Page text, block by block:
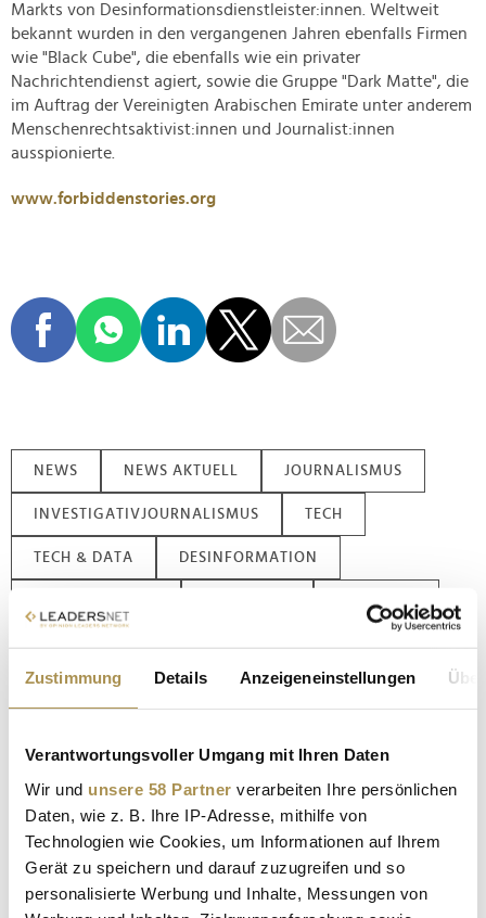
Zustimmung Details Anzeigeneinstellungen
Verantwortungsvoller Umgang mit Ihren Daten
Wir und unsere 58 Partner verarbeiten Ihre persönlichen
Daten, wie z. B. Ihre IP-Adresse, mithilfe von
Technologien wie Cookies, um Informationen auf Ihrem
Gerät zu speichern und darauf zuzugreifen und so
personalisierte Werbung und Inhalte, Messungen von
Markts von Desinformationsdienstleister:innen. Weltweit
bekannt wurden in den vergangenen Jahren ebenfalls Firmen
wie "Black Cube", die ebenfalls wie ein privater
Nachrichtendienst agiert, sowie die Gruppe "Dark Matte", die
im Auftrag der Vereinigten Arabischen Emirate unter anderem
Menschenrechtsaktivist:innen und Journalist:innen
ausspionierte.
www.forbiddenstories.org
NEWS NEWS AKTUELL JOURNALISMUS
INVESTIGATIVJOURNALISMUS TECH
TECH & DATA DESINFORMATION
FAKE USER
SOCIAL MEDIA SOCIAL MEDIA BOTS
SOCIAL MEDIA PLATTFORMEN TEAM JORGE
Kommentar veröffentlichen